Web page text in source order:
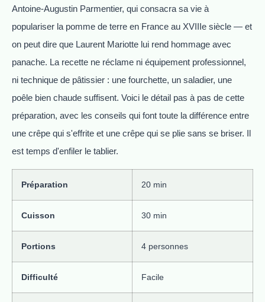
Antoine-Augustin Parmentier, qui consacra sa vie à
populariser la pomme de terre en France au XVIIIe siècle — et
on peut dire que Laurent Mariotte lui rend hommage avec
panache. La recette ne réclame ni équipement professionnel,
ni technique de pâtissier : une fourchette, un saladier, une
poêle bien chaude suffisent. Voici le détail pas à pas de cette
préparation, avec les conseils qui font toute la différence entre
une crêpe qui s'effrite et une crêpe qui se plie sans se briser. Il
est temps d'enfiler le tablier.
Préparation 20 min
Cuisson 30 min
Portions 4 personnes
Difficulté Facile